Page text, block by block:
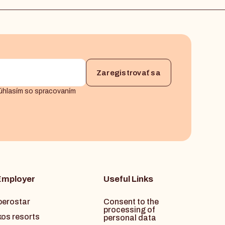
so spracovaním
resorts
Useful Links
Consent to the
processing of
personal data